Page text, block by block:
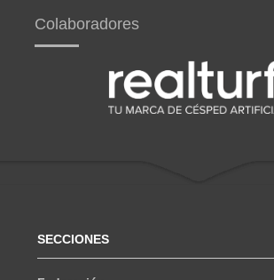
Colaboradores
SECCIONES